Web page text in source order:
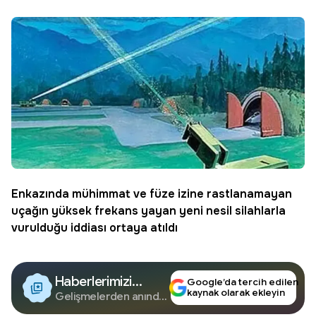
Enkazında mühimmat ve füze izine rastlanamayan
uçağın yüksek frekans yayan yeni nesil silahlarla
vurulduğu iddiası ortaya atıldı
Haberlerimizi
Google'da Takip
Edin
Gelişmelerden anında
Google’da tercih edilen
kaynak olarak ekleyin